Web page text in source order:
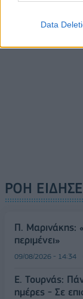
Data
ΡΟΗ
Π. Μαρινάκης:
περιμένει»
09/08/2026 - 14:34
Ε. Τουρνάς:
ημέρες - Σε